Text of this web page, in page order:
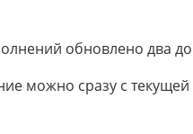
обновлено два
можно сразу с